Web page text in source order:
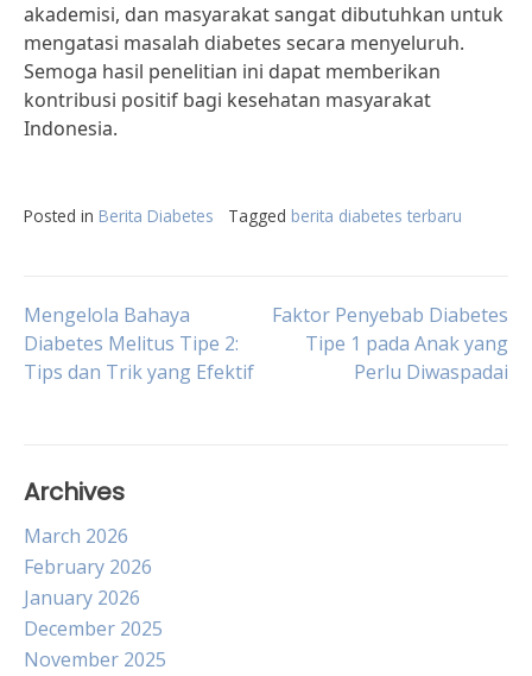
akademisi, dan masyarakat sangat dibutuhkan untuk
mengatasi masalah diabetes secara menyeluruh.
Semoga hasil penelitian ini dapat memberikan
kontribusi positif bagi kesehatan masyarakat
Indonesia.
Posted in Berita Diabetes Tagged berita diabetes terbaru
Post
navigation
Mengelola Bahaya
Diabetes Melitus Tipe 2:
Tips dan Trik yang Efektif
Faktor Penyebab Diabetes
Tipe 1 pada Anak yang
Perlu Diwaspadai
Archives
March 2026
February 2026
January 2026
December 2025
November 2025